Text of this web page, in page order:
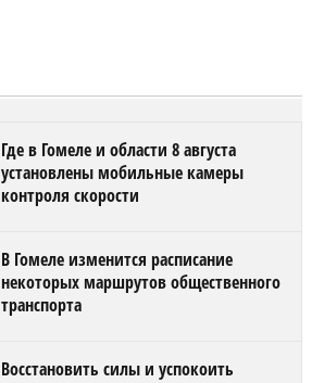
Где в Гомеле и области 8 августа
установлены мобильные камеры
контроля скорости
В Гомеле изменится расписание
некоторых маршрутов общественного
транспорта
Восстановить силы и успокоить